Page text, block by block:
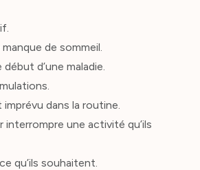
de sommeil.
d’une maladie.
dans la routine.
interrompre une activité qu’ils
qu’ils souhaitent.